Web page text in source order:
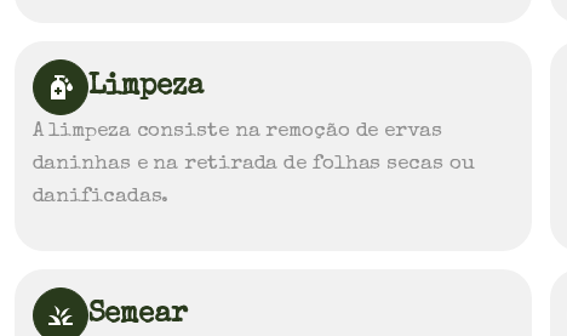
Limpeza
A limpeza consiste na remoção de ervas
daninhas e na retirada de folhas secas ou
danificadas.
Semear